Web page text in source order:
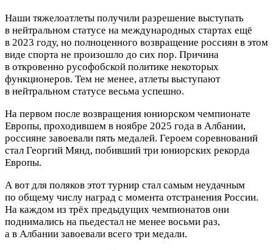
Наши тяжелоатлеты получили разрешение выступать
в нейтральном статусе на международных стартах ещё
в 2023 году, но полноценного возвращение россиян в этом
виде спорта не произошло до сих пор. Причина
в откровенно русофобской политике некоторых
функционеров. Тем не менее, атлеты выступают
в нейтральном статусе весьма успешно.
На первом после возвращения юниорском чемпионате
Европы, проходившем в ноябре 2025 года в Албании,
россияне завоевали пять медалей. Героем соревнований
стал Георгий Мянд, побивший три юниорских рекорда
Европы.
А вот для поляков этот турнир стал самым неудачным
по общему числу наград с момента отстранения России.
На каждом из трёх предыдущих чемпионатов они
поднимались на пьедестал не менее восьми раз,
а в Албании завоевали всего три медали.